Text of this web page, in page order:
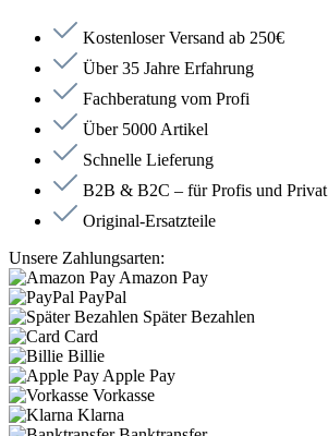
Kostenloser Versand ab 250€
Über 35 Jahre Erfahrung
Fachberatung vom Profi
Über 5000 Artikel
Schnelle Lieferung
B2B & B2C – für Profis und Privat
Original-Ersatzteile
Unsere Zahlungsarten:
Amazon Pay
PayPal
Später Bezahlen
Card
Billie
Apple Pay
Vorkasse
Klarna